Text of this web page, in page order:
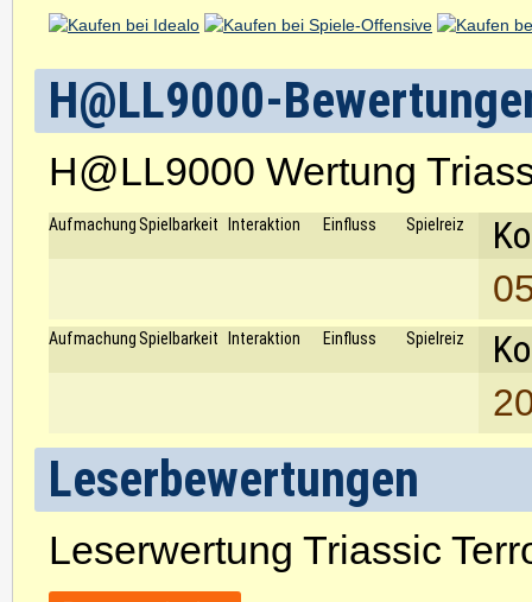
H@LL9000-
H@LL9000 Wertung
Aufmachung Spielbarkeit Interaktion Einfluss Spielreiz
Aufmachung Spielbarkeit Interaktion Einfluss Spielreiz
Leserbewertungen
Leserwertung Triassic